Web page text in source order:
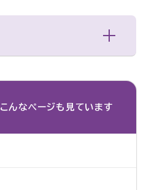
こんなページも見ています